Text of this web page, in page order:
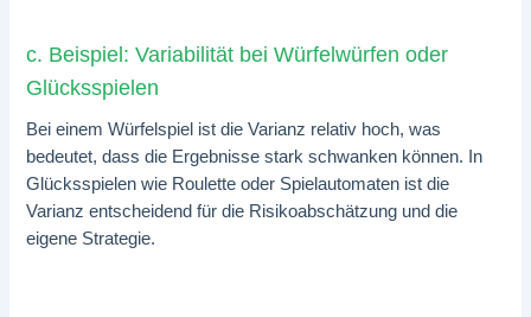
c. Beispiel: Variabilität bei Würfelwürfen oder
Glücksspielen
Bei einem Würfelspiel ist die Varianz relativ hoch, was
bedeutet, dass die Ergebnisse stark schwanken können. In
Glücksspielen wie Roulette oder Spielautomaten ist die
Varianz entscheidend für die Risikoabschätzung und die
eigene Strategie.